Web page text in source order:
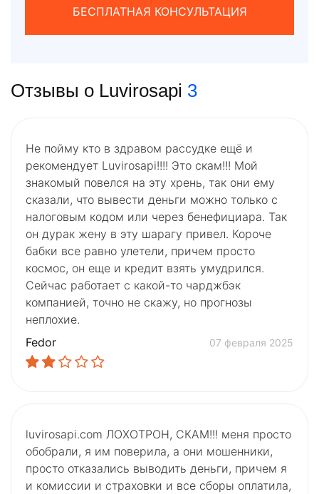
БЕСПЛАТНАЯ КОНСУЛЬТАЦИЯ
Отзывы о Luvirosapi 3
Не пойму кто в здравом рассудке ещё и
рекомендует Luvirosapi!!!! Это скам!!! Мой
знакомый повелся на эту хрень, так они ему
сказали, что вывести деньги можно только с
налоговым кодом или через бенефициара. Так
он дурак жену в эту шарагу привел. Короче
бабки все равно улетели, причем просто
космос, он еще и кредит взять умудрился.
Сейчас работает с какой-то чарджбэк
компанией, точно не скажу, но прогнозы
неплохие.
Fedor
07 февраля 2025
luvirosapi.com ЛОХОТРОН, СКАМ!!! меня просто
обобрали, я им поверила, а они мошенники,
просто отказались выводить деньги, причем я
и комиссии и страховки и все сборы оплатила,